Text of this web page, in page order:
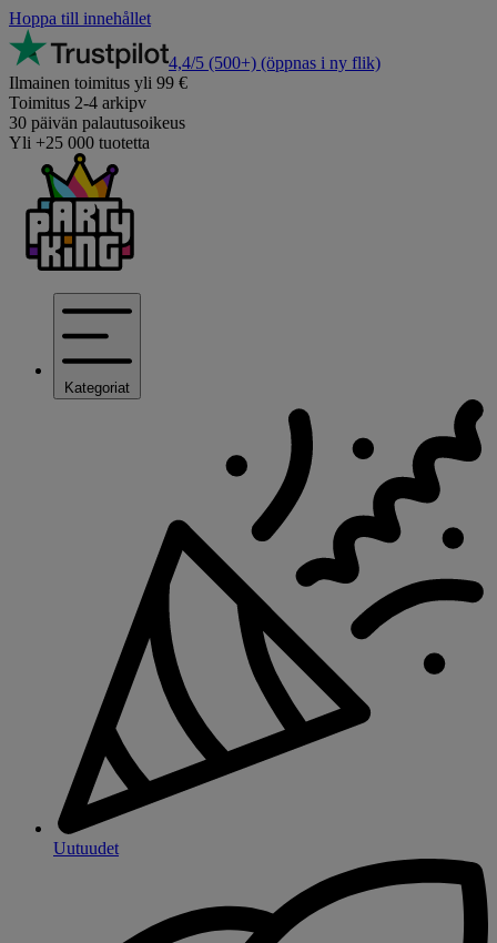
Hoppa till innehållet
4,4/5 (500+) (öppnas i ny flik)
Ilmainen toimitus yli 99 €
Toimitus 2-4 arkipv
30 päivän palautusoikeus
Yli +25 000 tuotetta
Kategoriat
Uutuudet